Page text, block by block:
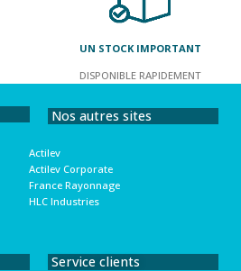
UN STOCK IMPORTANT
DISPONIBLE RAPIDEMENT
Nos autres sites
Actilev
Actilev Corporate
France Rayonnage
HLC Industries
Service clients